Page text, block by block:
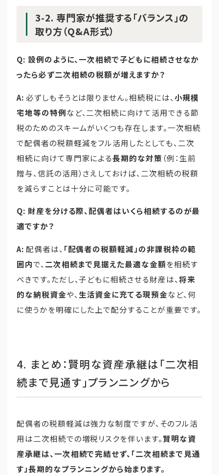
3-2. 専門家が推奨する「バランス」の
取り方（Q&A形式）
Q: 設例のように、一次相続で子どもに相続させなか
ったら必ず二次相続の税額が増えますか？
A: 必ずしもそうとは限りません。相続税には、 小規模
宅地等の特例など、二次相続に向けて活用できる節
税のためのスキームがいくつも存在します。一次相続
で配偶者の税額軽減をフル活用したとしても、二次
相続に向けて専門家による長期的な対策 （例：生前
贈与、信託の活用）さえしておけば、二次相続の税額
を減らすことは十分に可能です。
Q: 財産を分ける際、配偶者はいくら相続するのが最
適ですか？
A: 配偶者は、 「配偶者の税額軽減」の非課税枠の範
囲内で、 二次相続まで見据えた最適な金額を相続す
べきです。ただし、子どもに相続させる財産は、 将来
的な納税資金や、 生活資金に充てる現預金など、何
に使うかを明確にした上で配分することが重要です。
4. まとめ：賢明な資産承継は「二次相
続まで見通す」プランニングから
配偶者の税額軽減は強力な制度ですが、そのフル活
用は二次相続での増税リスクを伴います。賢明な資
産承継は、一次相続で完結せず、「二次相続まで見通
す」長期的なプランニングから始まります。